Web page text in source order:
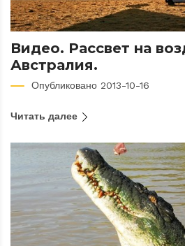
Видео. Рассвет на
Австралия.
Опубликовано 2013-10-16
Читать далее